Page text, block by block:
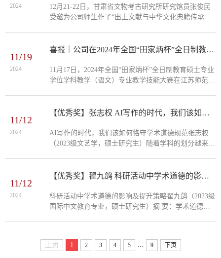
项目要素投入与保障力度。以研究生教育项目作为关键
着力点，推进学术学位与专业学位研究生教育分类发
2024
12月21-22日，甘肃省文物考古研究所研究馆员张俊民
受邀为公司师生作了“出土文献与中华文化典籍传承发
加了本次研修活动。本次研修课程共分三场。21日上午
简牍整理与研究等情况进行介绍，重点讲解了简牍的时
代、形制、材质、长度、字数、文字等内容，也涉及简
11/19
2024
喜报｜公司在2024年全国“田家炳杯”全日制教育硕士专业学位学科教学（语文）专业教学技能大赛中斩获佳绩
11月17日，2024年全国“田家炳杯”全日制教育硕士专业
学位学科教学（语文）专业教学技能大赛在江苏师范大
手参赛，其中175名选手入围最终决赛。公司2023级学
师的指导下入围决赛，经过激烈角逐，最终郭淑明荣获
全国二等奖，陆飘飘荣获全国优秀教学设计奖，指导教
11/12
2024
【优秀奖】张志权 AI写作的时代，我们该如何恪守学术道德规范
AI写作的时代，我们该如何恪守学术道德规范张志权
（2023级文艺学，硕士研究生）随着学科的划分越来越
重要，不仅仅关乎学术的科学严谨，还关乎个人的信
带来便利。ChatGPT、文心一言、天工AI助手等的出
现，不仅给论文写作者提供了一些材料，开拓视野，启
11/12
2024
【优秀奖】翟九鸽 科研活动中学术道德的影响及提升策略
科研活动中学术道德的影响及提升策略翟九鸽（2023级
国际中文教育专业，硕士研究生）摘 要：学术道德是
道德能够防止研究人员数据造假、篡改等不当行为，从
而保证科学研究结论的准确性，构建起一个透明和可信
上页 1 2 3 4 5 ... 9 下页